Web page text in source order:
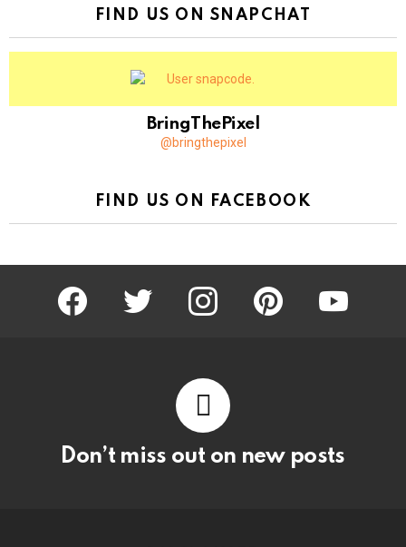
FIND US ON SNAPCHAT
BringThePixel
@bringthepixel
FIND US ON FACEBOOK
facebook twitter instagram pinterest youtube
Don’t miss out on new posts